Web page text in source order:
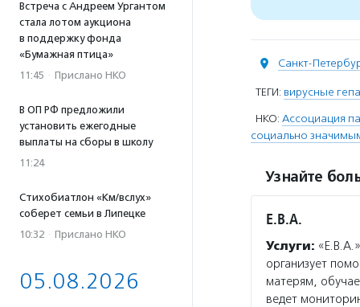
Встреча с Андреем Ургантом
стала лотом аукциона
в поддержку фонда
«Бумажная птица»
11:45 · Прислано НКО
В ОП РФ предложили
установить ежегодные
выплаты на сборы в школу
11:24
Стихобиатлон «Км/вслух»
соберет семьи в Липецке
10:32 · Прислано НКО
05.08.2026
Санкт-
ТЕГИ: вирусные
НКО: Ассоциация
социально
Узнайте
Е.В.А.
Услуги:
организует
матерям,
ведет